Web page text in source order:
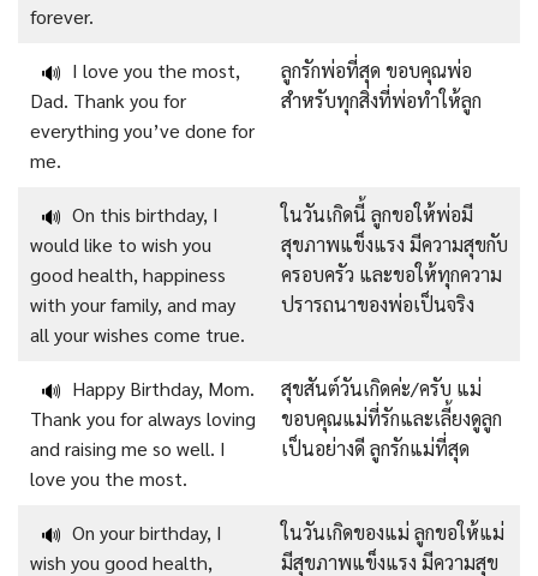
forever.
🔊 I love you the most,
Dad. Thank you for
everything you’ve done for
me.
ลูกรักพ่อที่สุด ขอบคุณพ่อ
สำหรับทุกสิ่งที่พ่อทำให้ลูก
🔊 On this birthday, I
would like to wish you
good health, happiness
with your family, and may
all your wishes come true.
ในวันเกิดนี้ ลูกขอให้พ่อมี
สุขภาพแข็งแรง มีความสุขกับ
ครอบครัว และขอให้ทุกความ
ปรารถนาของพ่อเป็นจริง
🔊 Happy Birthday, Mom.
Thank you for always loving
and raising me so well. I
love you the most.
สุขสันต์วันเกิดค่ะ/ครับ แม่
ขอบคุณแม่ที่รักและเลี้ยงดูลูก
เป็นอย่างดี ลูกรักแม่ที่สุด
🔊 On your birthday, I
wish you good health,
ในวันเกิดของแม่ ลูกขอให้แม่
มีสุขภาพแข็งแรง มีความสุข